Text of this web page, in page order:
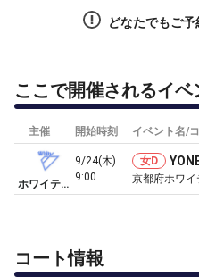
どなたでもご
ここで開催されるイベ
主催 開始時刻 イベント名/
ホワイティインドアテニススクール
9/24(木)
9:00
女D
京都府ホワ
コート情報